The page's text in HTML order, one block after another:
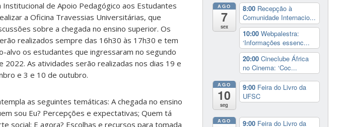
Institucional de Apoio Pedagógico aos Estudantes
a Oficina Travessias Universitárias, que
sobre a chegada no ensino superior. Os
realizados sempre das 16h30 às 17h30 e tem
alvo os estudantes que ingressaram no segundo
2022. As atividades serão realizadas nos dias 19 e
e 3 e 10 de outubro.
as seguintes temáticas: A chegada no ensino
sou Eu? Percepções e expectativas; Quem tá
social; E agora? Escolhas e recursos para tomada
AGO
7
sex
8:00 Recepção à
Comunidade Internacio...
10:00 Webpalestra:
‘Informações essenc...
20:00 Cineclube África
no Cinema: ‘Coc...
AGO
10
seg
9:00 Feira do Livro da
UFSC
AGO 9:00 Feira do Livro da